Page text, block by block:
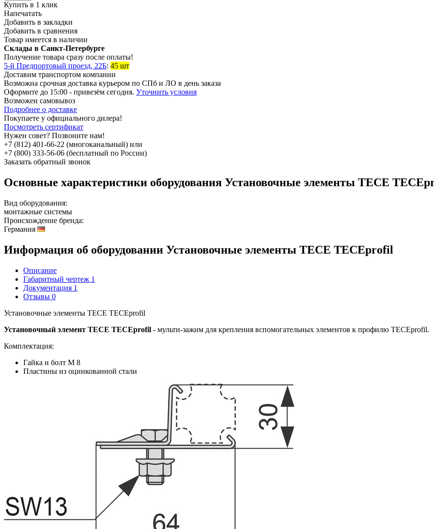
Купить в 1 клик
Напечатать
Добавить в закладки
Добавить в сравнения
Товар имеется в наличии
Склады в Санкт-Петербурге
Получение товара сразу после оплаты!
5-й Предпортовый проезд, 22Б: 45 шт
Доставим транспортом компании
Возможна срочная доставка курьером по СПб и ЛО в день заказа
Оформите до 15:00 - привезём сегодня. Уточнить условия
Возможен самовывоз
Подробнее о доставке
Покупаете у официального дилера!
Посмотреть сертификат
Нужен совет? Позвоните нам!
+7 (812) 401-66-22 (многоканальный) или
+7 (800) 333-56-06 (бесплатный по России)
Заказать обратный звонок
Основные характеристики оборудования Установочные элементы TECE
Вид оборудования:
монтажные системы
Происхождение бренда:
Германия
Информация об оборудовании Установочные элементы TECE TECEprofil
Описание
Габаритный чертеж 1
Документация 1
Отзывы 0
Установочные элементы TECE TECEprofil
Установочный элемент TECE TECEprofil - мульти-зажим для крепления вспомогательных элементов к профилю TECEprofil.
Комплектация:
Гайка и болт M 8
Пластины из оцинкованной стали